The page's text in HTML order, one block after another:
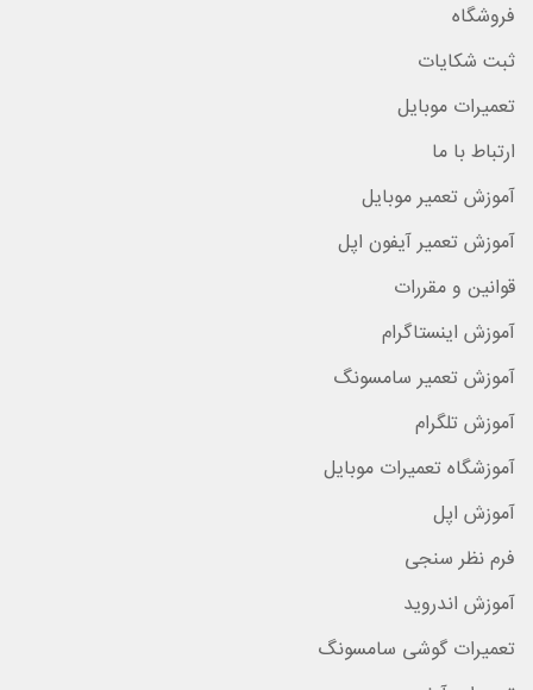
فروشگاه
ثبت شکایات
تعمیرات موبایل
ارتباط با ما
آموزش تعمیر موبایل
آموزش تعمیر آیفون اپل
قوانین و مقررات
آموزش اینستاگرام
آموزش تعمیر سامسونگ
آموزش تلگرام
آموزشگاه تعمیرات موبایل
آموزش اپل
فرم نظر سنجی
آموزش اندروید
تعمیرات گوشی سامسونگ